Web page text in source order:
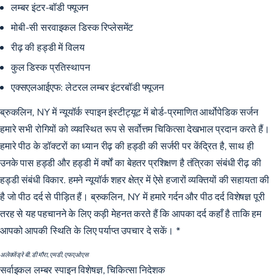
लम्बर इंटर-बॉडी फ्यूजन
मोबी-सी सरवाइकल डिस्क रिप्लेसमेंट
रीढ़ की हड्डी में विलय
कुल डिस्क प्रतिस्थापन
एक्सएलआईएफ:लेटरल लम्बर इंटरबॉडी फ्यूजन
ब्रुकलिन, NY में न्यूयॉर्क स्पाइन इंस्टीट्यूट मेंबोर्ड-प्रमाणित आर्थोपेडिक सर्जन
हमारे सभी रोगियों को व्यवस्थित रूप से सर्वोत्तम चिकित्सा देखभाल प्रदान करते हैं।
हमारे पीठ के डॉक्टरों का ध्यान रीढ़ की हड्डी की सर्जरी पर केंद्रित है, साथ ही
उनके पास हड्डी और हड्डी में वर्षों का बेहतर प्रशिक्षण हैतंत्रिका संबंधी रीढ़ की
हड्डी संबंधी विकार. हमने न्यूयॉर्क शहर क्षेत्र में ऐसे हजारों व्यक्तियों की सहायता की
है जो पीठ दर्द से पीड़ित हैं। ब्रुकलिन, NY में हमारे गर्दन और पीठ दर्द विशेषज्ञ पूरी
तरह से यह पहचानने के लिए कड़ी मेहनत करते हैं कि आपका दर्द कहाँ है ताकि हम
आपको आपकी स्थिति के लिए पर्याप्त उपचार दे सकें। *
अलेक्जेंड्रे बी. डी मौरा, एमडी, एफएओएस
सर्वाइकल लम्बर स्पाइन विशेषज्ञ, चिकित्सा निदेशक